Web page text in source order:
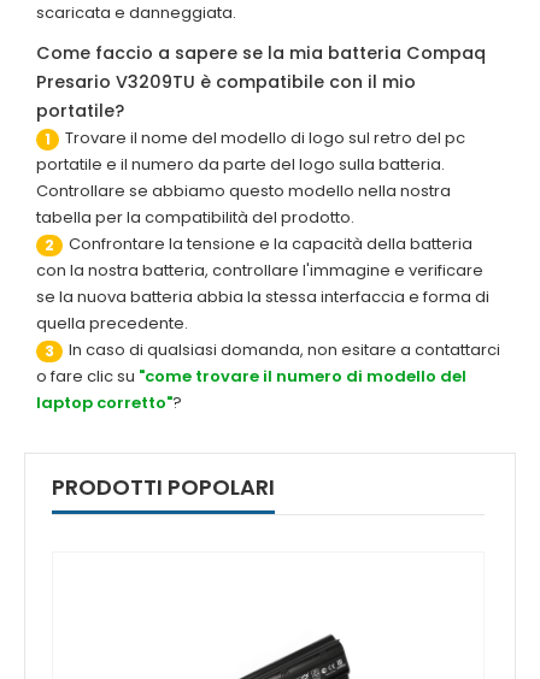
scaricata e danneggiata.
Come faccio a sapere se la mia batteria Compaq
Presario V3209TU è compatibile con il mio
portatile?
1
Trovare il nome del modello di logo sul retro del pc
portatile e il numero da parte del logo sulla batteria.
Controllare se abbiamo questo modello nella nostra
tabella per la compatibilità del prodotto.
2
Confrontare la tensione e la capacità della batteria
con la nostra batteria, controllare l'immagine e verificare
se la nuova batteria abbia la stessa interfaccia e forma di
quella precedente.
3
In caso di qualsiasi domanda, non esitare a contattarci
o fare clic su "come trovare il numero di modello del
laptop corretto"?
PRODOTTI POPOLARI